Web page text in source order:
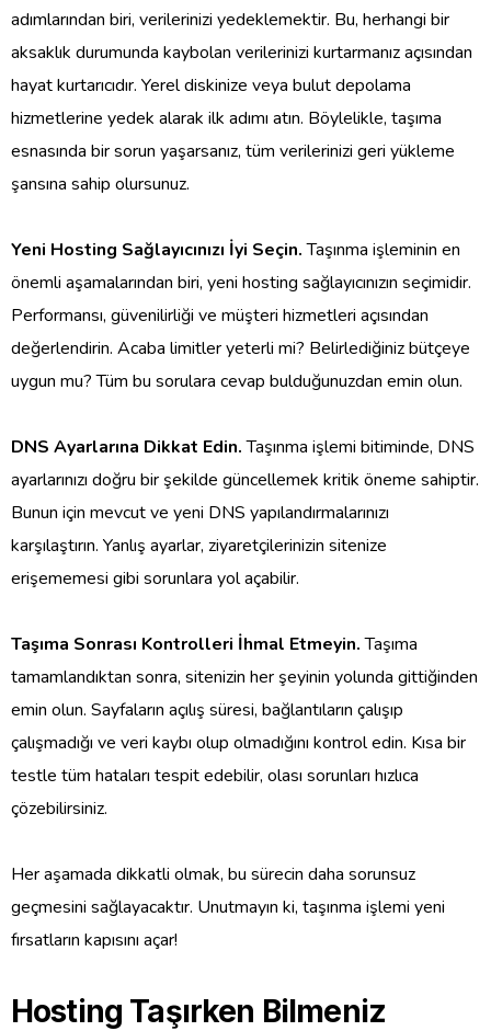
adımlarından biri, verilerinizi yedeklemektir. Bu, herhangi bir
aksaklık durumunda kaybolan verilerinizi kurtarmanız açısından
hayat kurtarıcıdır. Yerel diskinize veya bulut depolama
hizmetlerine yedek alarak ilk adımı atın. Böylelikle, taşıma
esnasında bir sorun yaşarsanız, tüm verilerinizi geri yükleme
şansına sahip olursunuz.
Yeni Hosting Sağlayıcınızı İyi Seçin.Taşınma işleminin en
önemli aşamalarından biri, yeni hosting sağlayıcınızın seçimidir.
Performansı, güvenilirliği ve müşteri hizmetleri açısından
değerlendirin. Acaba limitler yeterli mi? Belirlediğiniz bütçeye
uygun mu? Tüm bu sorulara cevap bulduğunuzdan emin olun.
DNS Ayarlarına Dikkat Edin.Taşınma işlemi bitiminde, DNS
ayarlarınızı doğru bir şekilde güncellemek kritik öneme sahiptir.
Bunun için mevcut ve yeni DNS yapılandırmalarınızı
karşılaştırın. Yanlış ayarlar, ziyaretçilerinizin sitenize
erişememesi gibi sorunlara yol açabilir.
Taşıma Sonrası Kontrolleri İhmal Etmeyin.Taşıma
tamamlandıktan sonra, sitenizin her şeyinin yolunda gittiğinden
emin olun. Sayfaların açılış süresi, bağlantıların çalışıp
çalışmadığı ve veri kaybı olup olmadığını kontrol edin. Kısa bir
testle tüm hataları tespit edebilir, olası sorunları hızlıca
çözebilirsiniz.
Her aşamada dikkatli olmak, bu sürecin daha sorunsuz
geçmesini sağlayacaktır. Unutmayın ki, taşınma işlemi yeni
fırsatların kapısını açar!
Hosting Taşırken Bilmeniz